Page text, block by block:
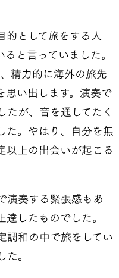
的として旅をする人
と言っていました。
精力的に海外の旅先
思い出します。演奏で
たが、音を通してたく
た。やはり、自分を無
以上の出会いが起こる
演奏する緊張感もあ
達したものでした。
調和の中で旅をしてい
た。